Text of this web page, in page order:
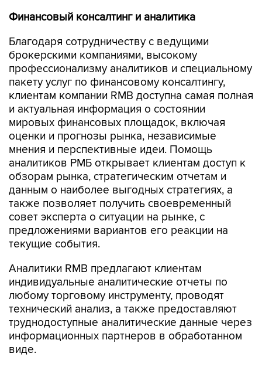
Финансовый консалтинг и аналитика
Благодаря сотрудничеству с ведущими
брокерскими компаниями, высокому
профессионализму аналитиков и специальному
пакету услуг по финансовому консалтингу,
клиентам компании RMB доступна самая полная
и актуальная информация о состоянии
мировых финансовых площадок, включая
оценки и прогнозы рынка, независимые
мнения и перспективные идеи. Помощь
аналитиков РМБ открывает клиентам доступ к
обзорам рынка, стратегическим отчетам и
данным о наиболее выгодных стратегиях, а
также позволяет получить своевременный
совет эксперта о ситуации на рынке, с
предложениями вариантов его реакции на
текущие события.
Аналитики RMB предлагают клиентам
индивидуальные аналитические отчеты по
любому торговому инструменту, проводят
технический анализ, а также предоставляют
труднодоступные аналитические данные через
информационных партнеров в обработанном
виде.